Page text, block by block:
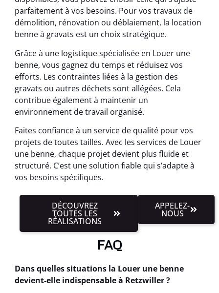
parfaitement à vos besoins. Pour vos travaux de
démolition, rénovation ou déblaiement, la location
benne à gravats est un choix stratégique.
Grâce à une logistique spécialisée en Louer une
benne, vous gagnez du temps et réduisez vos
efforts. Les contraintes liées à la gestion des
gravats ou autres déchets sont allégées. Cela
contribue également à maintenir un
environnement de travail organisé.
Faites confiance à un service de qualité pour vos
projets de toutes tailles. Avec les services de Louer
une benne, chaque projet devient plus fluide et
structuré. C’est une solution fiable qui s’adapte à
vos besoins spécifiques.
DÉCOUVREZ
TOUTES LES
RÉALISATIONS
APPELEZ-
NOUS
FAQ
Dans quelles situations la Louer une benne
devient-elle indispensable à Retzwiller ?